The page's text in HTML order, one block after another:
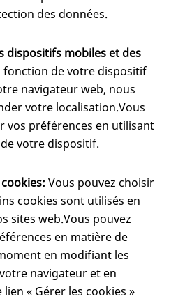
des données.
dispositifs mobiles et des
fonction de votre dispositif
navigateur web, nous
votre localisation.Vous
vos préférences en utilisant
votre dispositif.
Vous pouvez choisir
cookies sont utilisés en
sites web.Vous pouvez
en matière de
en modifiant les
navigateur et en
« Gérer les cookies »